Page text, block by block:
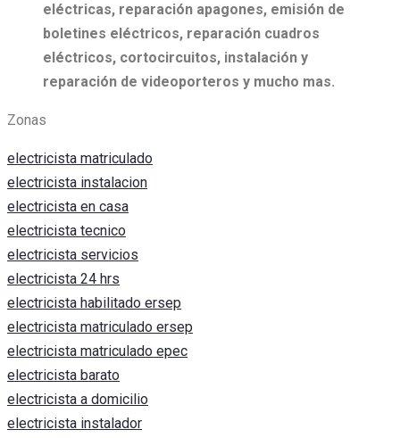
eléctricas, reparación apagones, emisión de
boletines eléctricos, reparación cuadros
eléctricos, cortocircuitos, instalación y
reparación de videoporteros y mucho mas.
Zonas
electricista matriculado
electricista instalacion
electricista en casa
electricista tecnico
electricista servicios
electricista 24 hrs
electricista habilitado ersep
electricista matriculado ersep
electricista matriculado epec
electricista barato
electricista a domicilio
electricista instalador